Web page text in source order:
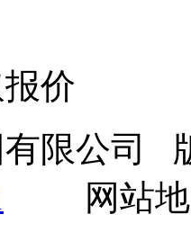
价
有限公
网站地